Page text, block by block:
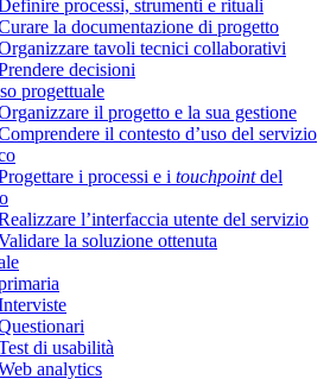
processi, strumenti e rituali
la documentazione di progetto
tavoli tecnici collaborativi
decisioni
progettuale
il progetto e la sua gestione
il contesto d’uso del servizio
i processi e i touchpointdel
l’interfaccia utente del servizio
la soluzione ottenuta
di usabilità
analytics